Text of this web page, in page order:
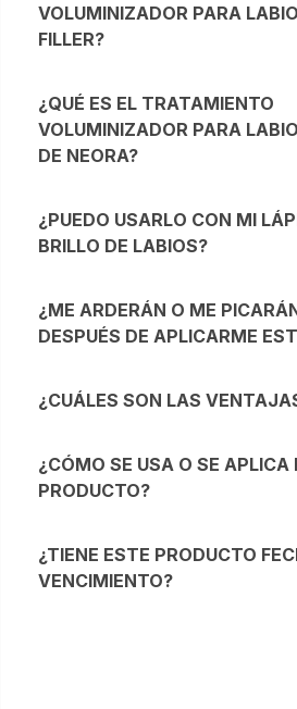
VOLUMINIZADOR PARA
FILLER?
¿QUÉ ES EL TRATAMIENTO
VOLUMINIZADOR PARA
DE NEORA?
¿PUEDO USARLO CON MI
BRILLO DE LABIOS?
¿ME ARDERÁN O ME
DESPUÉS DE APLICARME
¿CUÁLES SON LAS
¿CÓMO SE USA O SE APLICA
PRODUCTO?
¿TIENE ESTE PRODUCTO
VENCIMIENTO?